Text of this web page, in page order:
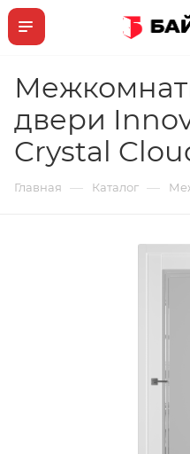
двери
Crystal
Главная — Каталог —